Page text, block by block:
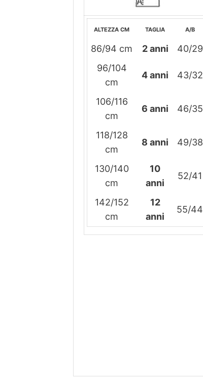
ALTEZZA CM TAGLIA A/B
86/94 cm 2 anni
40/29
96/104
cm
4 anni 43/32
106/116
cm
6 anni 46/35
118/128
cm
8 anni 49/38
130/140
cm
10
anni
52/41
142/152
cm
12
anni
55/44